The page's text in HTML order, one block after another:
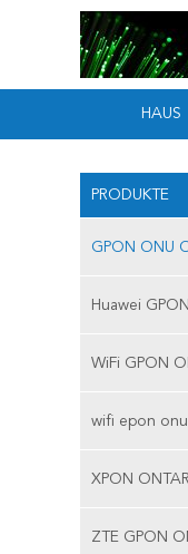
HAUS
PRODUKTE
GPON ONU
Huawei
WiFi GPON
wifi epon onu
XPON
ZTE GPON